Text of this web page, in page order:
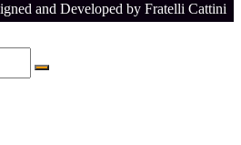
and Developed by Fratelli Cattini